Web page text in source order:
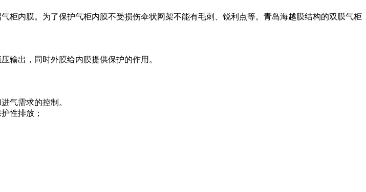
柜内膜。为了保护气柜内膜不受损伤伞状网架不能有毛刺、锐利点等。青岛海越膜结构的双膜气柜
输出，同时外膜给内膜提供保护的作用。
气需求的控制。
性排放；